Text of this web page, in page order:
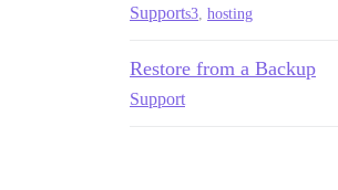
Supports3 hosting
Restore from a Backup
Support